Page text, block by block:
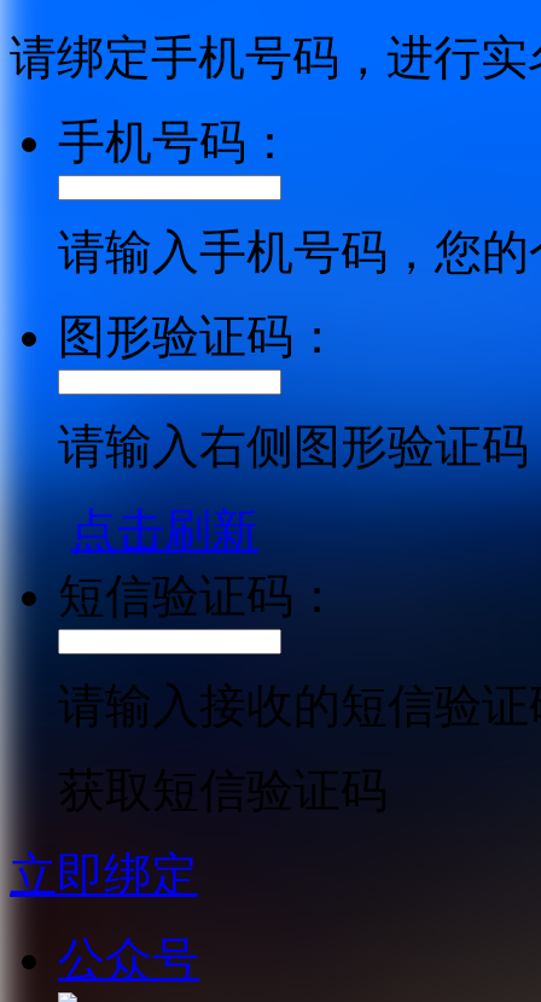
请绑定手机号码，进行
手机号码：
请输入手机号码，您
图形验证码：
请输入右侧图形验证码
点击刷新
短信验证码：
请输入接收的短信验证
获取短信验证码
立即绑定
公众号